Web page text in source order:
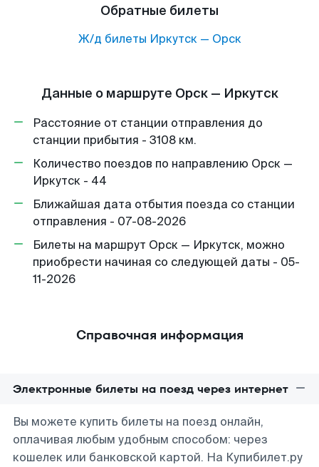
Обратные билеты
Ж/д билеты Иркутск— Орск
Данные о маршруте Орск — Иркутск
Расстояние от станции отправления до
станции прибытия - 3108 км.
Количество поездов по направлению Орск —
Иркутск - 44
Ближайшая дата отбытия поезда со станции
отправления - 07-08-2026
Билеты на маршрут Орск — Иркутск, можно
приобрести начиная со следующей даты - 05-
11-2026
Справочная информация
Электронные билеты на поезд через интернет
Вы можете купить билеты на поезд онлайн,
оплачивая любым удобным способом: через
кошелек или банковской картой. На Купибилет.ру